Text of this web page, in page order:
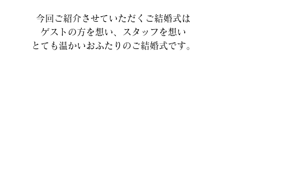
今回ご紹介させていただくご結婚式は
ゲストの方を想い、スタッフを想い
とても温かいおふたりのご結婚式です。